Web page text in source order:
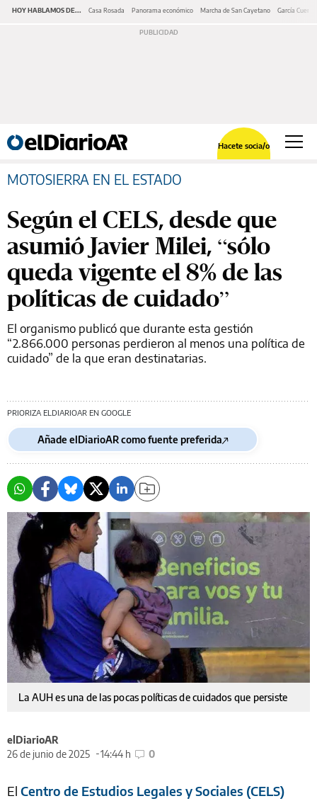
HOY HABLAMOS DE... Casa Rosada Panorama económico Marcha de San Cayetano García Cuerva
Hacete socia/o
MOTOSIERRA EN EL ESTADO
Según el CELS, desde que
asumió Javier Milei, “sólo
queda vigente el 8% de las
políticas de cuidado”
El organismo publicó que durante esta gestión
“2.866.000 personas perdieron al menos una política de
cuidado” de la que eran destinatarias.
PRIORIZA ELDIARIOAR EN GOOGLE
Añade elDiarioAR como fuente preferida
La AUH es una de las pocas políticas de cuidados que persiste
elDiarioAR
26 de junio de 2025
14:44 h 0
El Centro de Estudios Legales y Sociales (CELS)